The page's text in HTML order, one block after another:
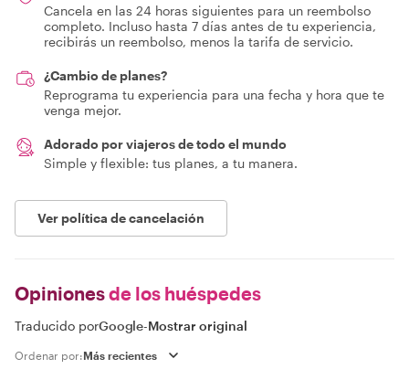
Cancela en las 24 horas siguientes para un reembolso
completo. Incluso hasta 7 días antes de tu experiencia,
recibirás un reembolso, menos la tarifa de servicio.
¿Cambio de planes?
Reprograma tu experiencia para una fecha y hora que te
venga mejor.
Adorado por viajeros de todo el mundo
Simple y flexible: tus planes, a tu manera.
Ver política de cancelación
Opinionesde los huéspedes
Traducido porGoogle-Mostrar original
Ordenar por: